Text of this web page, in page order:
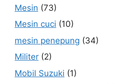
Mesin (73)
Mesin cuci (10)
mesin penepung (34)
Militer (2)
Mobil Suzuki (1)